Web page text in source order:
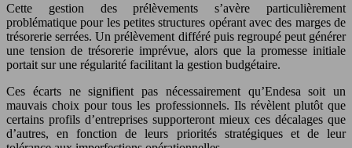
Cette gestion des prélèvements s’avère particulièrement
problématique pour les petites structures opérant avec des marges de
trésorerie serrées. Un prélèvement différé puis regroupé peut générer
une tension de trésorerie imprévue, alors que la promesse initiale
portait sur une régularité facilitant la gestion budgétaire.
Ces écarts ne signifient pas nécessairement qu’Endesa soit un
mauvais choix pour tous les professionnels. Ils révèlent plutôt que
certains profils d’entreprises supporteront mieux ces décalages que
d’autres, en fonction de leurs priorités stratégiques et de leur